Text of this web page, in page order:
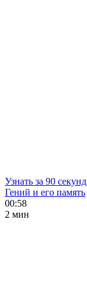
Узнать за 90 секунд
Гений и его память
00:58
2 мин